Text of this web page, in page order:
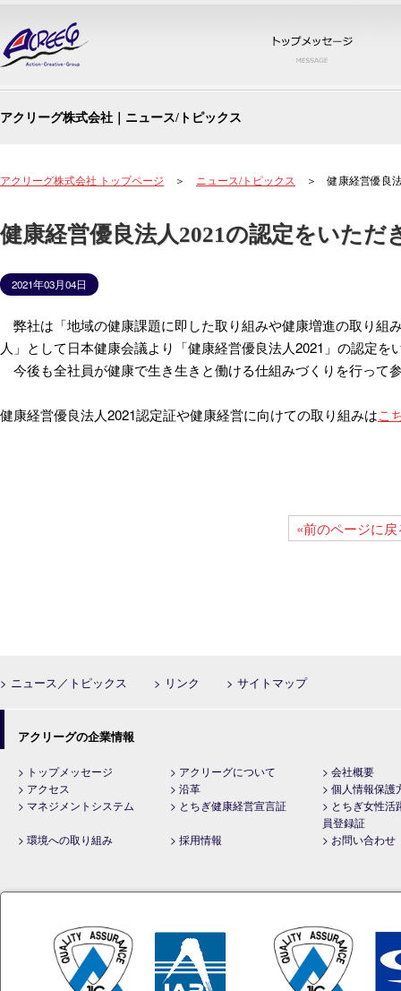
アクリーグ株式会社｜ニュース/トピックス
アクリーグ株式会社 トップページ ＞ ニュース/トピックス ＞ 健康経営優良法
健康経営優良法人2021の認定をいただ
2021年03月04日
弊社は「地域の健康課題に即した取り組みや健康増進の取り組
人」として日本健康会議より「健康経営優良法人2021」の認定を
今後も全社員が健康で生き生きと働ける仕組みづくりを行って
健康経営優良法人2021認定証や健康経営に向けての取り組みはこ
«前のページに戻
> ニュース／トピックス > リンク > サイトマップ
アクリーグの企業情報
> トップメッセージ > アクリーグについて
> 会社概要
> アクセス
> 沿革
> 個人情報保護
> マネジメントシステム
> とちぎ健康経営宣言証
> とちぎ女性活
員登録証
> 環境への取り組み
> 採用情報 > お問い合わせ